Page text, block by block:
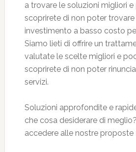
a trovare le soluzioni migliori
scoprirete di non poter trovare
investimento a basso costo
Siamo lieti di offrire un
valutate le scelte migliori e
scoprirete di non poter
servizi.
Soluzioni approfondite e
che cosa desiderare di
accedere alle nostre